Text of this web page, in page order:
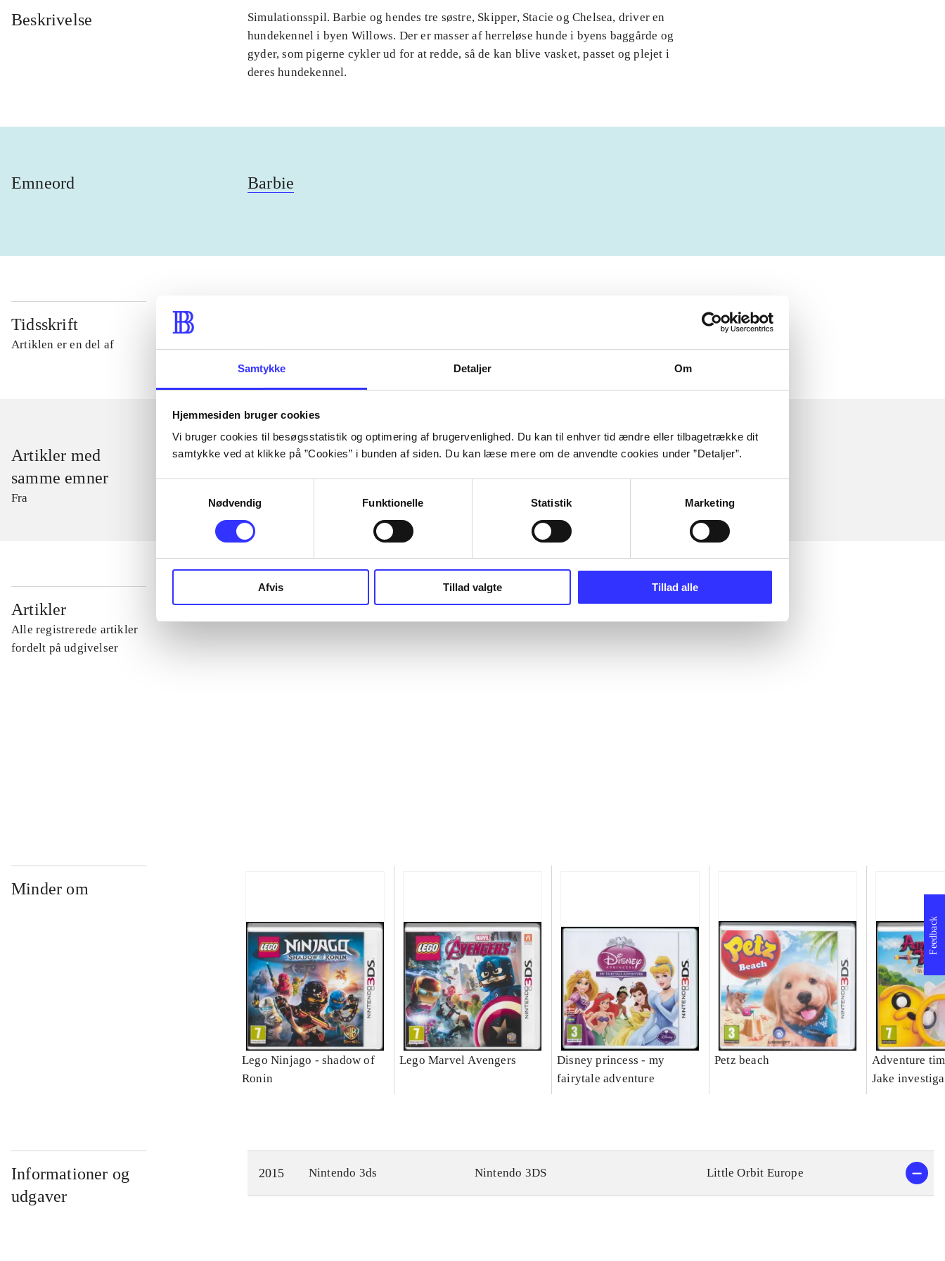
Samtykke Detaljer Om
Hjemmesiden bruger cookies
Vi bruger cookies til besøgsstatistik og optimering af brugervenlighed. Du kan til enhver tid ændre eller tilbagetrække dit
samtykke ved at klikke på ”Cookies” i bunden af siden. Du kan læse mere om de anvendte cookies under ”Detaljer”.
Nødvendig
Funktionelle Statistik Marketing
Afvis Tillad valgte Tillad alle
Beskrivelse
Simulationsspil. Barbie og hendes tre søstre, Skipper, Stacie og Chelsea, driver en
hundekennel i byen Willows. Der er masser af herreløse hunde i byens baggårde og
gyder, som pigerne cykler ud for at redde, så de kan blive vasket, passet og plejet i
deres hundekennel.
Emneord Barbie
Tidsskrift
Artiklen er en del af
Artikler med
samme emner
Fra
Artikler
Alle registrerede artikler
fordelt på udgivelser
Minder om
Lego Ninjago - shadow of
Ronin
Lego Marvel Avengers
Disney princess - my
fairytale adventure
Petz beach
Adventure
Jake
Informationer og
udgaver
2015 Nintendo 3ds Nintendo 3DS Little Orbit Europe
Feedback